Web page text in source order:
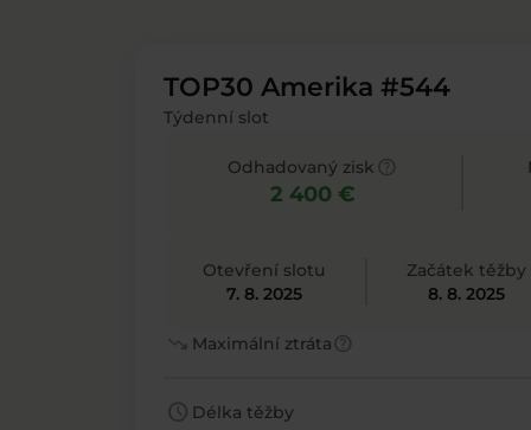
TOP30 Amerika #544
Týdenní slot
Odhadovaný zisk
2 400 €
Otevření slotu
7. 8. 2025
Začátek těžby
8. 8. 2025
trending_down Maximální ztrátahelp
schedule Délka těžby